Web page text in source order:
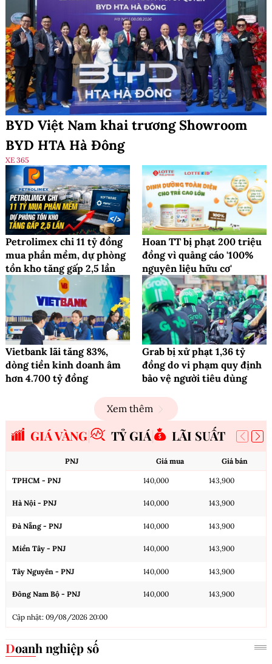
BYD Việt Nam khai trương Showroom
BYD HTA Hà Đông
XE 365
Petrolimex chi 11 tỷ đồng
mua phần mềm, dự phòng
tồn kho tăng gấp 2,5 lần
Hoan TT bị phạt 200 triệu
đồng vì quảng cáo '100%
nguyên liệu hữu cơ'
Vietbank lãi tăng 83%,
dòng tiền kinh doanh âm
hơn 4.700 tỷ đồng
Grab bị xử phạt 1,36 tỷ
đồng do vi phạm quy định
bảo vệ người tiêu dùng
Xem thêm
GIÁ VÀNG TỶ GIÁ LÃI SUẤT
PNJ Giá mua Giá bán
TPHCM - PNJ 140,000 143,900
Hà Nội - PNJ 140,000 143,900
Đà Nẵng - PNJ 140,000 143,900
Miền Tây - PNJ 140,000 143,900
Tây Nguyên - PNJ 140,000 143,900
Đông Nam Bộ - PNJ 140,000 143,900
Cập nhật: 09/08/2026 20:00
Doanh nghiệp số